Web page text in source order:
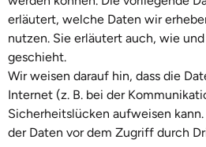
erläutert, welche Daten wir
nutzen. Sie erläutert auch, wie
geschieht.
Wir weisen darauf hin, dass die
Internet (z. B. bei der
Sicherheitslücken aufweisen
der Daten vor dem Zugriff durch